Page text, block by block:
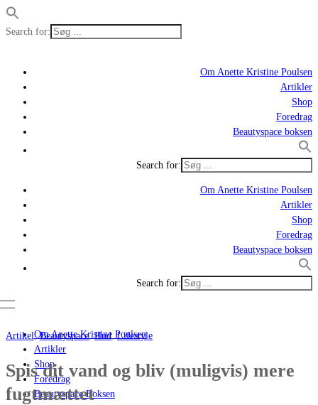
Search for:
Om Anette Kristine Poulsen
Artikler
Shop
Foredrag
Beautyspace boksen
Search for:
Om Anette Kristine Poulsen
Artikler
Shop
Foredrag
Beautyspace boksen
Search for:
Om Anette Kristine Poulsen
Artikler
Shop
Foredrag
Beautyspace Boksen
Artikel,Beautyspace,Hud,Lifestyle
Spis dit vand og bliv (muligvis) mere
fugtmættet